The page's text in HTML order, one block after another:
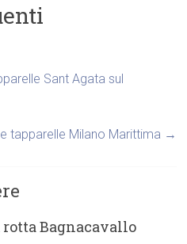
Sant Agata sul
tapparelle Milano Marittima →
Bagnacavallo